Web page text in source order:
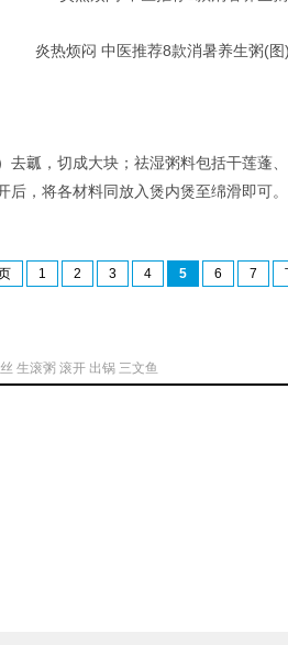
炎热烦闷 中医推荐8款消暑养生粥(图
去瓤，切成大块；祛湿粥料包括干莲蓬
，将各材料同放入煲内煲至绵滑即可。
1 2 3 4 5 6 7
生滚粥 滚开 出锅 三文鱼